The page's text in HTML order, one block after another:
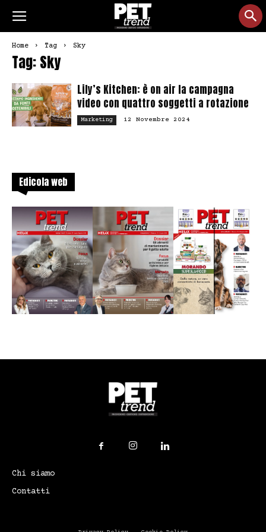
Home Tag Sky
Tag: Sky
Lily’s Kitchen: è on air la campagna
video con quattro soggetti a rotazione
Marketing 12 Novembre 2024
Edicola web
Chi siamo
Contatti